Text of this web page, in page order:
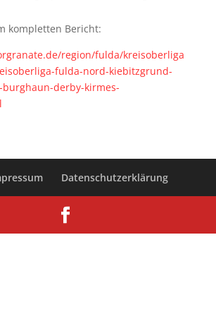
kompletten Bericht:
region/fulda/kreisoberliga
fulda-nord-kiebitzgrund-
derby-kirmes-
Datenschutzerklärung